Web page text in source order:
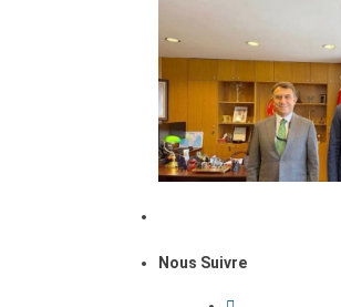
Nous Suivre